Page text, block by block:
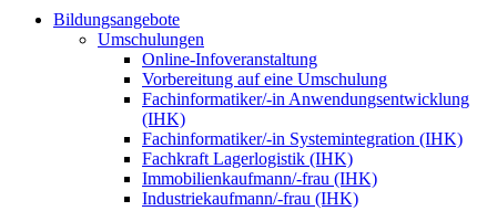
Bildungsangebote
Umschulungen
Online-Infoveranstaltung
Vorbereitung auf eine Umschulung
Fachinformatiker/-in Anwendungsentwicklung
(IHK)
Fachinformatiker/-in Systemintegration (IHK)
Fachkraft Lagerlogistik (IHK)
Immobilienkaufmann/-frau (IHK)
Industriekaufmann/-frau (IHK)